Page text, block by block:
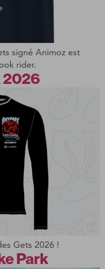
signé Animoz est
rider.
2026
Gets 2026 !
Park